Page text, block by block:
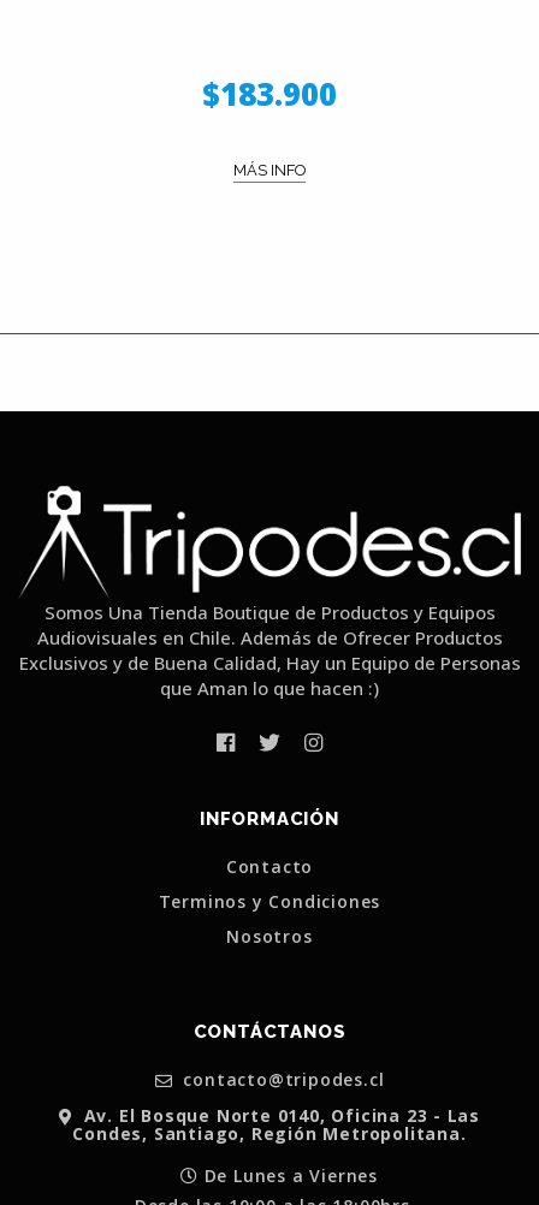
$183.900
MÁS INFO
Somos Una Tienda Boutique de Productos y Equipos
Audiovisuales en Chile. Además de Ofrecer Productos
Exclusivos y de Buena Calidad, Hay un Equipo de Personas
que Aman lo que hacen :)
INFORMACIÓN
Contacto
Terminos y Condiciones
Nosotros
CONTÁCTANOS
contacto@tripodes.cl
Av. El Bosque Norte 0140, Oficina 23 - Las
Condes, Santiago, Región Metropolitana.
De Lunes a Viernes